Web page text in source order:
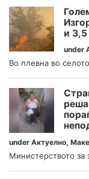
и 3,5
under
Во плевна во
under Актуелно,
Министерството за